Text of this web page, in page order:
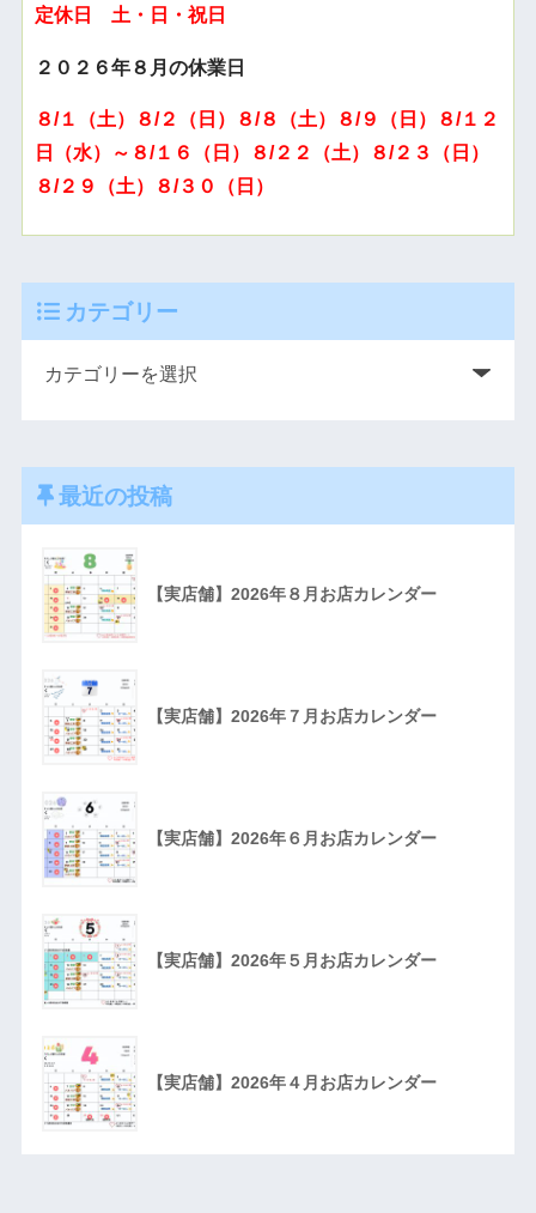
定休日 土・日・祝日
２０２６年８月の休業日
８/１（土）８/２（日）８/８（土）８/９（日）８/１２
日（水）～８/１６（日）８/２２（土）８/２３（日）
８/２９（土）８/３０（日）
カテゴリー
最近の投稿
【実店舗】2026年８月お店カレンダー
【実店舗】2026年７月お店カレンダー
【実店舗】2026年６月お店カレンダー
【実店舗】2026年５月お店カレンダー
【実店舗】2026年４月お店カレンダー